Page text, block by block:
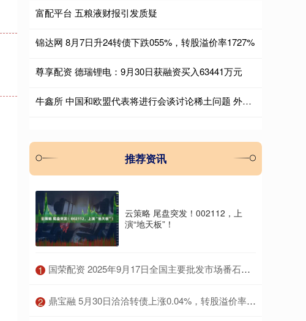
富配平台 五粮液财报引发质疑
锦达网 8月7日升24转债下跌055%，转股溢价率1727%
尊享配资 德瑞锂电：9月30日获融资买入63441万元
牛鑫所 中国和欧盟代表将进行会谈讨论稀土问题 外交部回应
推荐资讯
云策略 尾盘突发！002112，上
演“地天板”！
1 ​国荣配资 2025年9月17日全国主要批发市场番石榴价格行情
2 ​鼎宝融 5月30日洽洽转债上涨0.04%，转股溢价率183.5%